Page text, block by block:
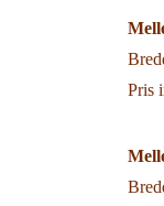
Pris